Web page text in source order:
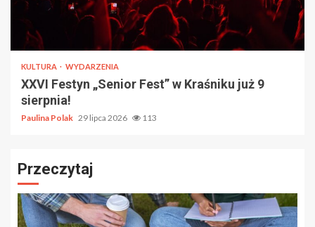
KULTURA WYDARZENIA
XXVI Festyn „Senior Fest” w Kraśniku już 9
sierpnia!
Paulina Polak 29 lipca 2026 113
Przeczytaj